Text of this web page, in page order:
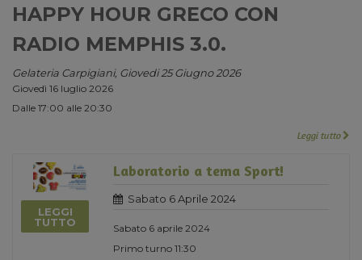
HAPPY HOUR GRECO CON
RADIO MEMPHIS 3.0.
Gelateria Carpigiani, Giovedi 25 Giugno 2026
Giovedì 16 luglio 2026
Dalle 17:00 alle 20:30
Leggi tutto
LEGGI
TUTTO
Laboratorio a tema Sport!
Sabato 6 Aprile 2024
Sabato 6 aprile 2024
Primo turno 11:30